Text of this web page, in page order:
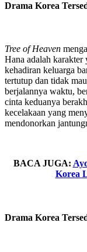
Drama Korea
Tree of Heaven
Hana adalah karakter
kehadiran keluarga
tertutup dan tidak
berjalannya waktu,
cinta keduanya
kecelakaan yang
mendonorkan
BACA JUGA:
Korea
Drama Korea